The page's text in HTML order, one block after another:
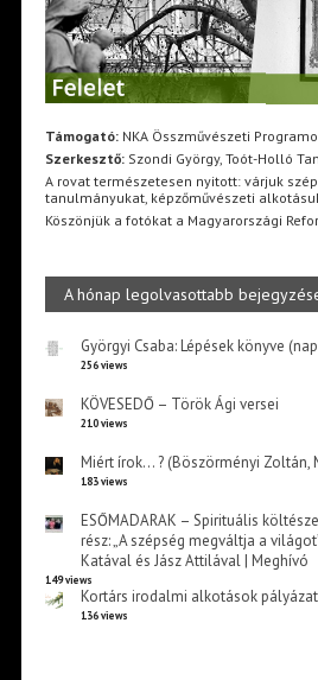
Támogató:NKA Összművészeti
Szerkesztő:Szondi György, Toót-Holló
A rovat természetesen nyitott: várjuk
tanulmányukat, képzőművészeti
Köszönjük a fotókat a Magyarországi
A hónap legolvasottabb
Györgyi Csaba: Lépések könyve
256 views
KÖVESEDŐ – Török Ági versei
210 views
Miért írok… ? (Böszörményi Zoltán,
183 views
ESŐMADARAK – Spirituális
rész: „A szépség megváltja a
Katával és Jász Attilával | Meghívó
149 views
Kortárs irodalmi alkotások
136 views